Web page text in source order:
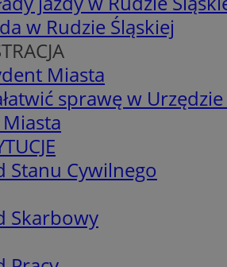
w Rudzie Śląskiej
Miasta
sprawę w
Stanu Cywilnego
Skarbowy